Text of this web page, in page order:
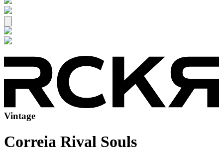
Vintage
Correia Rival Souls